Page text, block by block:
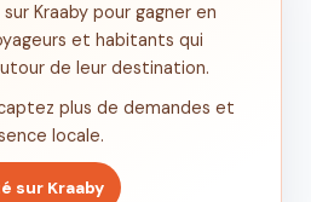
Kraaby pour gagner en
et habitants qui
de leur destination.
plus de demandes et
locale.
sur Kraaby